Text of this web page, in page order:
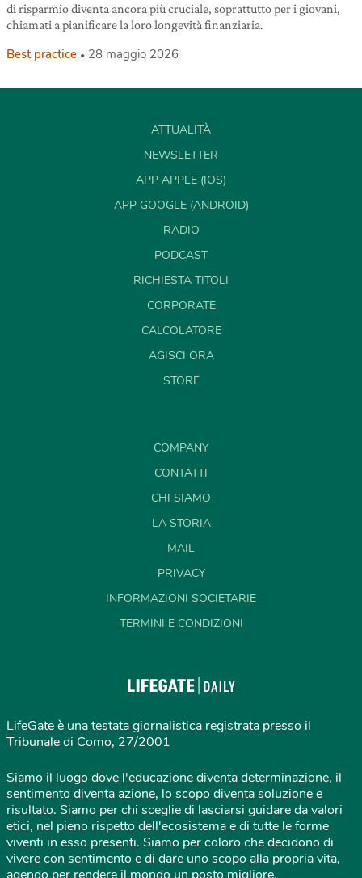
di risparmio diventa ancora più cruciale, soprattutto per i giovani,
chiamati a pianificare la loro longevità finanziaria.
Best practice 28 maggio 2026
ATTUALITÀ
NEWSLETTER
APP APPLE (IOS)
APP GOOGLE (ANDROID)
RADIO
PODCAST
RICHIESTA TITOLI
CORPORATE
CALCOLATORE
AGISCI ORA
STORE
COMPANY
CONTATTI
CHI SIAMO
LA STORIA
MAIL
PRIVACY
INFORMAZIONI SOCIETARIE
TERMINI E CONDIZIONI
LifeGate è una testata giornalistica registrata presso il
Tribunale di Como, 27/2001
Siamo il luogo dove l'educazione diventa determinazione, il
sentimento diventa azione, lo scopo diventa soluzione e
risultato. Siamo per chi sceglie di lasciarsi guidare da valori
etici, nel pieno rispetto dell'ecosistema e di tutte le forme
viventi in esso presenti. Siamo per coloro che decidono di
vivere con sentimento e di dare uno scopo alla propria vita,